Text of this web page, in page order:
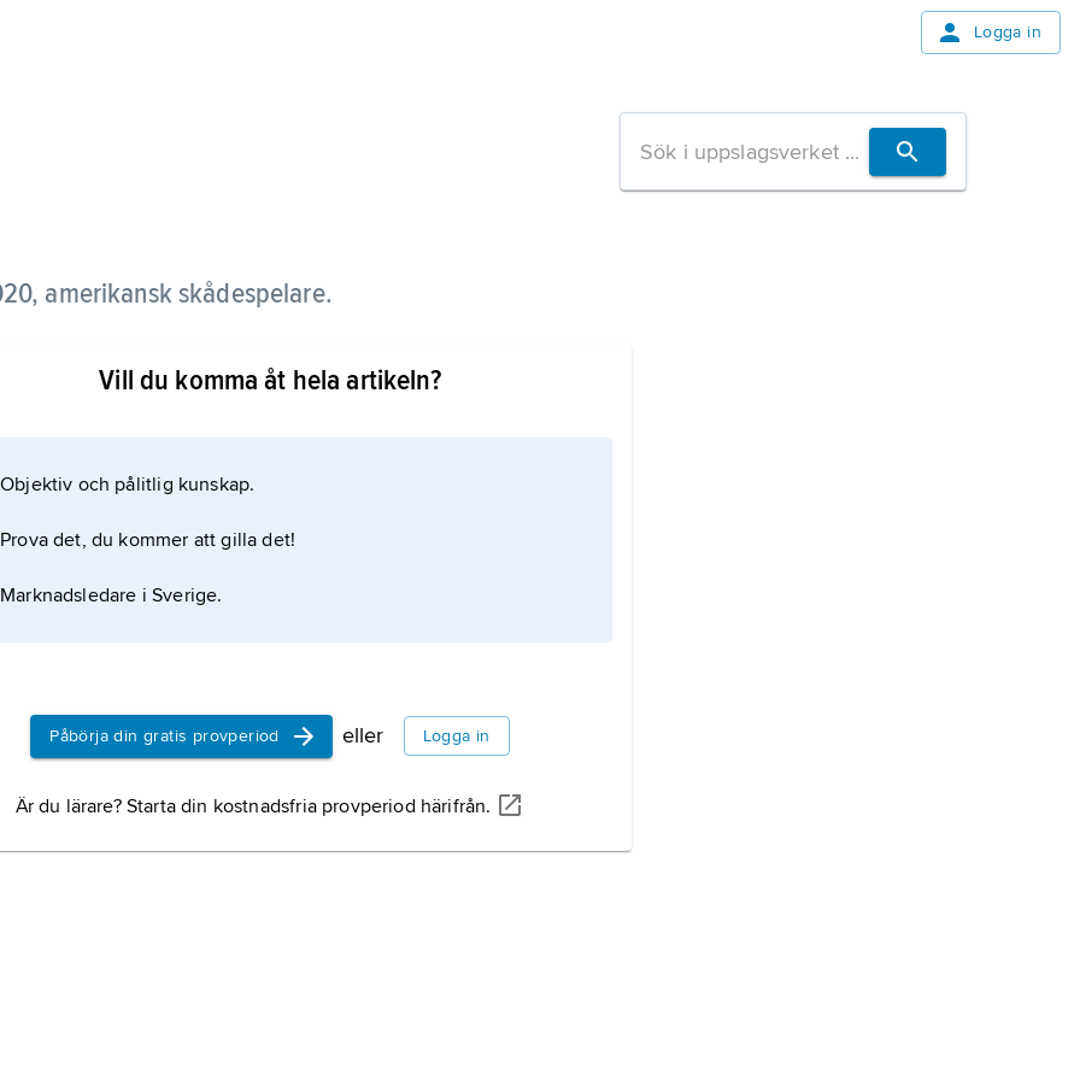
Logga in
amerikansk skådespelare.
om kall brutalitet bakom ett gemytligt yttre
främst inom kriminal- och actiongenrerna i en
t.ex. i ”First Blood” (1982), ”Silverado”
(1990). Till
Vill du komma åt hela artikeln?
Objektiv och pålitlig kunskap.
Prova det, du kommer att gilla det!
Marknadsledare i Sverige.
Påbörja din gratis provperiod eller Logga in
Är du lärare? Starta din kostnadsfria provperiod härifrån.